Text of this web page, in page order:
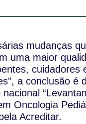
mudanças
uma maior
cuidadores
a conclusão é
Oncologia
Acreditar.